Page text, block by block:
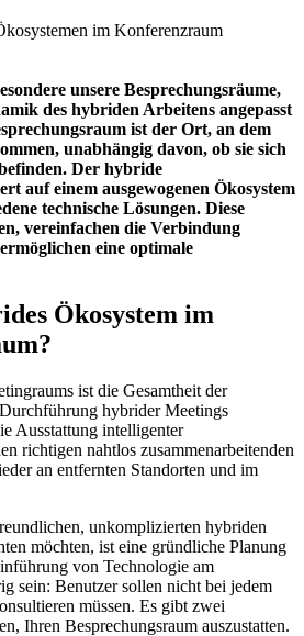
unsere Besprechungsräume,
des hybriden Arbeitens angepasst
ist der Ort, an dem
unabhängig davon, ob sie sich
Der hybride
auf einem ausgewogenen Ökosystem
technische Lösungen. Diese
vereinfachen die Verbindung
eine optimale
Ökosystem im
ist die Gesamtheit der
hybrider Meetings
Ausstattung intelligenter
richtigen nahtlos zusammenarbeitenden
an entfernten Standorten und im
unkomplizierten hybriden
möchten, ist eine gründliche Planung
von Technologie am
sein: Benutzer sollen nicht bei jedem
müssen. Es gibt zwei
Ihren Besprechungsraum auszustatten.